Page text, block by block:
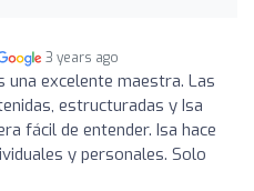
3 years ago
una excelente maestra. Las
estructuradas y Isa
fácil de entender. Isa hace
y personales. Solo